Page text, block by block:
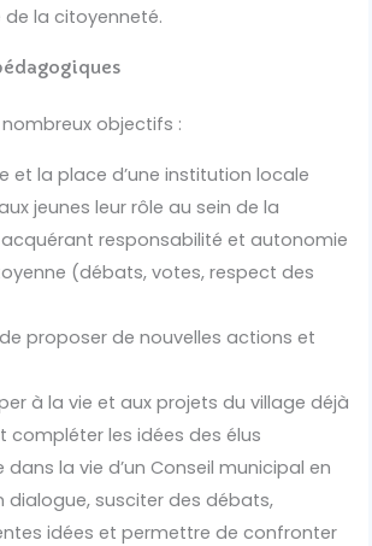
de la citoyenneté.
nombreux objectifs :
et la place d’une institution locale
jeunes leur rôle au sein de la
responsabilité et autonomie
(débats, votes, respect des
proposer de nouvelles actions et
à la vie et aux projets du village déjà
compléter les idées des élus
dans la vie d’un Conseil municipal en
dialogue, susciter des débats,
idées et permettre de confronter